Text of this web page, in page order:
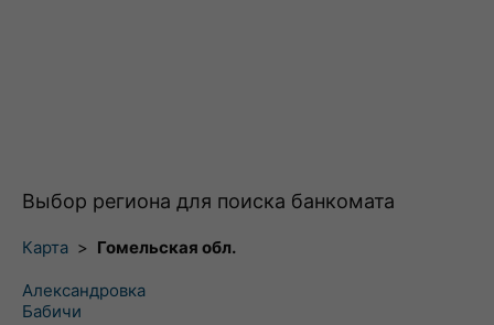
Выбор региона для поиска банкомата
Карта > Гомельская обл.
Александровка
Бабичи